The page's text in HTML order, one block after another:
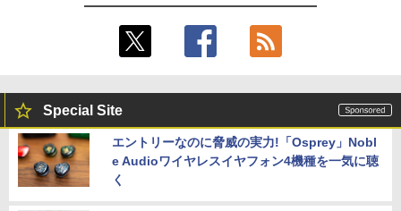
Special Site
エントリーなのに脅威の実力!「Osprey」Nobl
e Audioワイヤレスイヤフォン4機種を一気に聴
く